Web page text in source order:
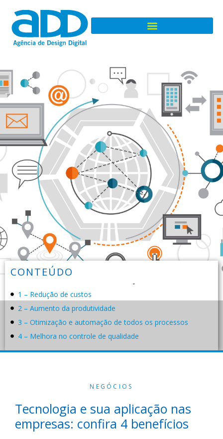
CONTEÚDO
1 – Redução de custos
2 – Aumento da produtividade
3 – Otimização e automação de todos os processos
4 – Melhora no controle de qualidade
NEGÓCIOS
Tecnologia e sua aplicação nas
empresas: confira 4 benefícios